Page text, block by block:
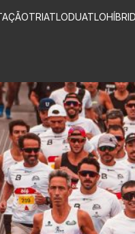
TRIATLODUATLO